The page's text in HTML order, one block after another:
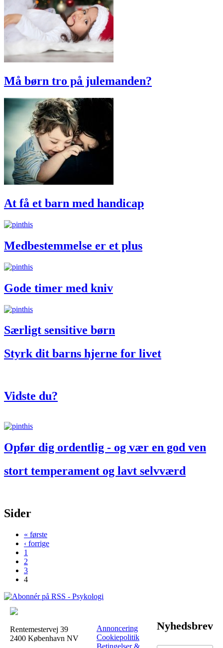
Må børn tro på julemanden?
At få et barn med handicap
Medbestemmelse er et plus
Gode timer med kniv
Særligt sensitive børn
Styrk dit barns hjerne for livet
Vidste du?
Opfør dig ordentlig - og vær en god ven
stort temperament og lavt selvværd
Sider
« første
‹ forrige
1
2
3
4
Rentemestervej 39
2400 København NV
Annoncering
Cookiepolitik
Betingelser &
Nyhedsbrev